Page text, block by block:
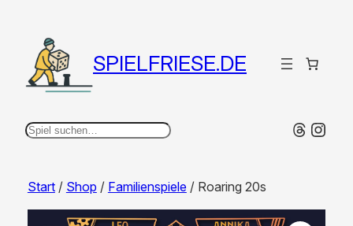
SPIELFRIESE.DE
Suchen
Start/ Shop / Familienspiele / Roaring 20s